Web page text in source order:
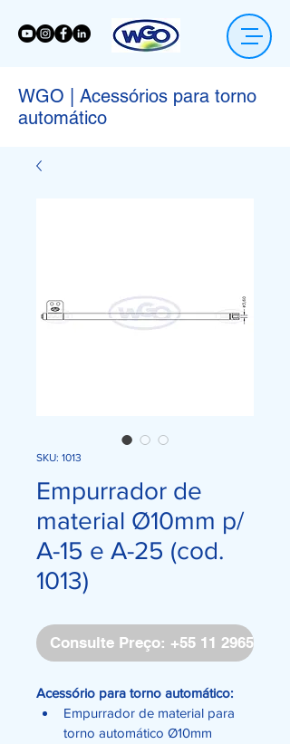
WGO | Acessórios para torno
automático
SKU: 1013
Empurrador de
material Ø10mm p/
A-15 e A-25 (cod.
1013)
Consulte Preço: +55 11 2965-4171
Acessório para torno automático:
Empurrador de material para
torno automático Ø10mm